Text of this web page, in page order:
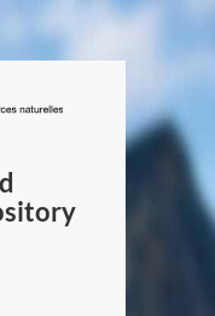
/
Canada